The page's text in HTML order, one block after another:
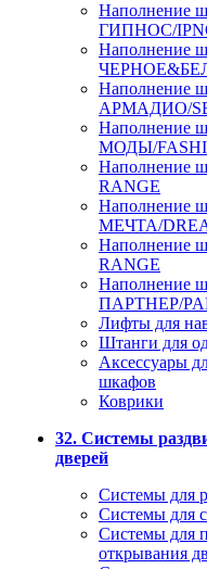
Наполнение
ГИПНОС/
Наполнение
Наполнение
АРМАДИО/
Наполнение
МОДЫ/
Наполнение
RANGE
Наполнение
МЕЧТА/
Наполнение
RANGE
Наполнение
ПАРТНЕР/
Лифты для
Штанги для
Аксессуары
шкафов
Коврики
32. Системы
дверей
Системы для
Системы для
Системы для
открывания